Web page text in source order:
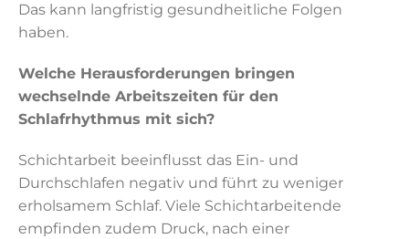
Das kann langfristig gesundheitliche Folgen
haben.
Welche Herausforderungen bringen
wechselnde Arbeitszeiten für den
Schlafrhythmus mit sich?
Schichtarbeit beeinflusst das Ein- und
Durchschlafen negativ und führt zu weniger
erholsamem Schlaf. Viele Schichtarbeitende
empfinden zudem Druck, nach einer